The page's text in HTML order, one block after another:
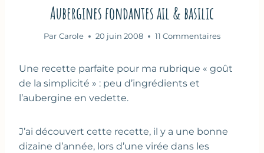
Aubergines fondantes ail & basilic
Par Carole 20 juin 2008 11 Commentaires
Une recette parfaite pour ma rubrique « goût
de la simplicité » : peu d’ingrédients et
l’aubergine en vedette.
J’ai découvert cette recette, il y a une bonne
dizaine d’année, lors d’une virée dans les